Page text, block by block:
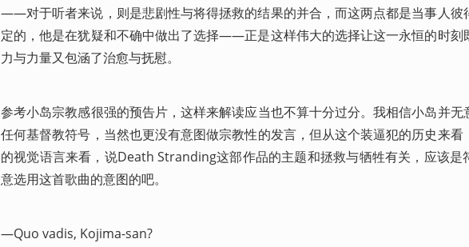
——对于听者来说，则是悲剧性与将得拯救的结果的并合，而这两点都是当事人彼
定的，他是在犹疑和不确中做出了选择——正是这样伟大的选择让这一永恒的时刻
力与力量又包涵了治愈与抚慰。
参考小岛宗教感很强的预告片，这样来解读应当也不算十分过分。我相信小岛并无
任何基督教符号，当然也更没有意图做宗教性的发言，但从这个装逼犯的历史来看
的视觉语言来看，说Death Stranding这部作品的主题和拯救与牺牲有关，应该是
意选用这首歌曲的意图的吧。
—Quo vadis, Kojima-san?